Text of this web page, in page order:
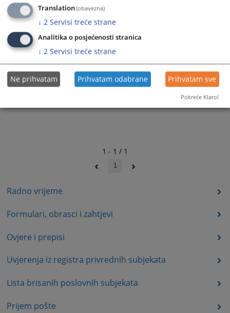
Radno vrijeme
Formulari, obrasci i zahtjevi
Ovjere i prepisi
Uvjerenja iz registra privrednih subjekata
Lista brisanih poslovnih subjekata
Prijem pošte
Prateći dokumenti
Zakon o postupku medijacije
1 - 1 / 1
1
Translation(obavezna)
↓ 2 Servisi treće strane
Analitika o posjećenosti stranica
↓ 2 Servisi treće strane
Ne prihvatam Prihvatam odabrane Prihvatam sve
Pokreće Klaro!